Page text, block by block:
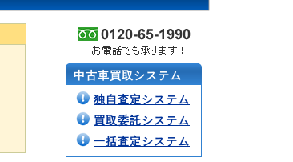
中古車買取システム
独自査定システム
買取委託システム
一括査定システム